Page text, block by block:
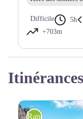
Difficile 5h
+703m
Randonnée